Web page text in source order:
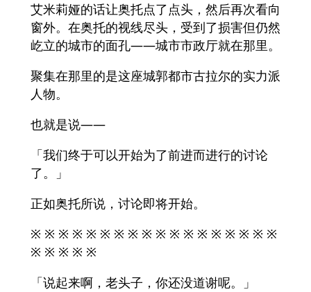
艾米莉娅的话让奥托点了点头，然后再次看向
窗外。在奥托的视线尽头，受到了损害但仍然
屹立的城市的面孔——城市市政厅就在那里。
聚集在那里的是这座城郭都市古拉尔的实力派
人物。
也就是说——
「我们终于可以开始为了前进而进行的讨论
了。」
正如奥托所说，讨论即将开始。
※ ※ ※ ※ ※ ※ ※ ※ ※ ※ ※ ※ ※ ※ ※ ※ ※ ※
※ ※ ※ ※ ※
「说起来啊，老头子，你还没道谢呢。」